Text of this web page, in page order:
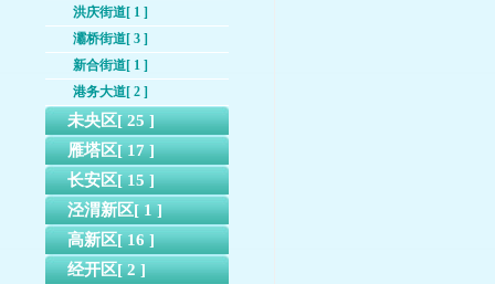
洪庆街道[ 1 ]
灞桥街道[ 3 ]
新合街道[ 1 ]
港务大道[ 2 ]
未央区[ 25 ]
雁塔区[ 17 ]
长安区[ 15 ]
泾渭新区[ 1 ]
高新区[ 16 ]
经开区[ 2 ]